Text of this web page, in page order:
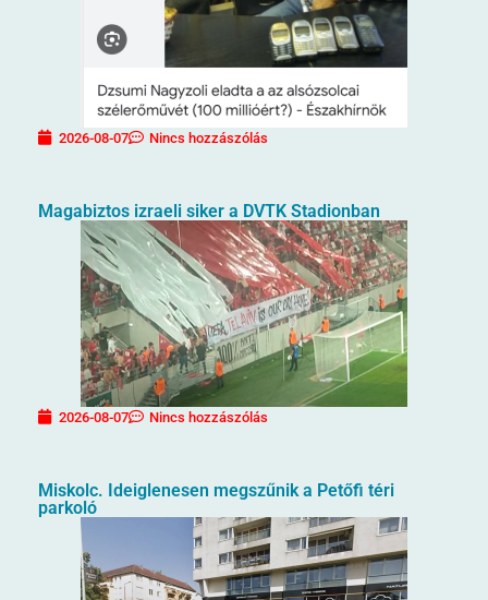
2026-08-07 Nincs hozzászólás
Magabiztos izraeli siker a DVTK Stadionban
2026-08-07 Nincs hozzászólás
Miskolc. Ideiglenesen megszűnik a Petőfi téri
parkoló